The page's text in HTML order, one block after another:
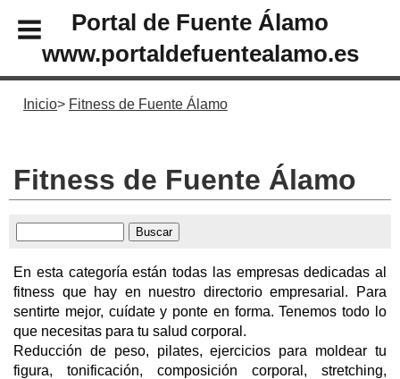
Portal de Fuente Álamo
www.portaldefuentealamo.es
Inicio Fitness de Fuente Álamo
Fitness de Fuente Álamo
En esta categoría están todas las empresas dedicadas al
fitness que hay en nuestro directorio empresarial. Para
sentirte mejor, cuídate y ponte en forma. Tenemos todo lo
que necesitas para tu salud corporal.
Reducción de peso, pilates, ejercicios para moldear tu
figura, tonificación, composición corporal, stretching,